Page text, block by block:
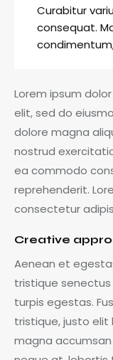
Curabitur
consequat.
Lorem ipsum
elit, sed do
dolore magna
nostrud
ea commodo
reprehenderit.
consectetur
Creative
Aenean et
tristique
turpis egestas.
tristique, justo elit
magna accumsan